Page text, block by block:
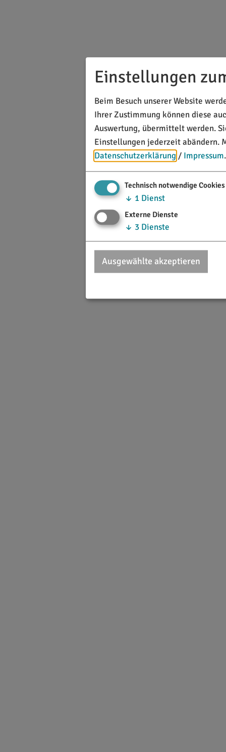
Einstellungen
Beim Besuch unserer Website
Ihrer Zustimmung können diese
Auswertung, übermittelt werden.
Einstellungen jederzeit abändern.
Datenschutzerklärung / Impressum.
Technisch notwendige Cookies
↓ 1 Dienst
Externe Dienste
↓ 3 Dienste
Ausgewählte akzeptieren